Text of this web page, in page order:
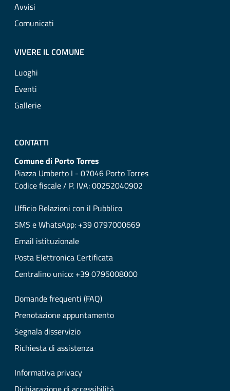
Avvisi
Comunicati
VIVERE IL COMUNE
Luoghi
Eventi
Gallerie
CONTATTI
Comune di Porto Torres
Piazza Umberto I - 07046 Porto Torres
Codice fiscale / P. IVA: 00252040902
Ufficio Relazioni con il Pubblico
SMS e WhatsApp: +39 0797000669
Email istituzionale
Posta Elettronica Certificata
Centralino unico: +39 0795008000
Domande frequenti (FAQ)
Prenotazione appuntamento
Segnala disservizio
Richiesta di assistenza
Informativa privacy